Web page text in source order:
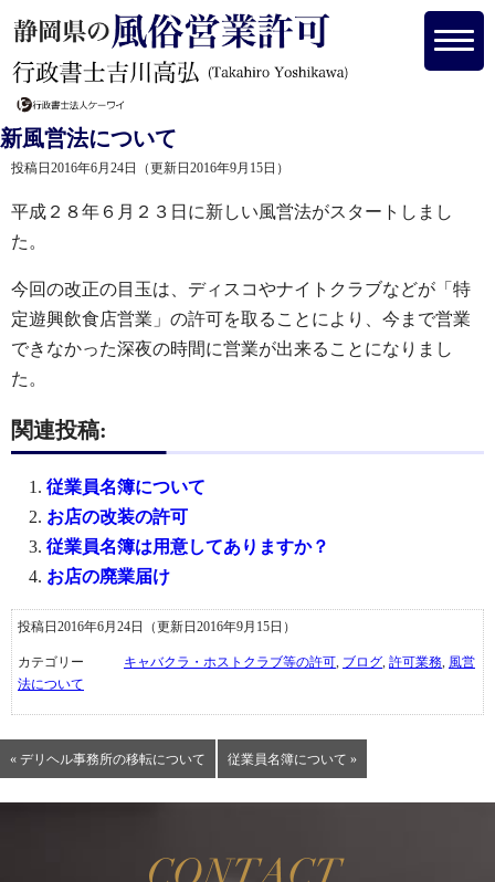
新風営法について
投稿日2016年6月24日 （更新日2016年9月15日）
平成２８年６月２３日に新しい風営法がスタートしまし
た。
今回の改正の目玉は、ディスコやナイトクラブなどが「特
定遊興飲食店営業」の許可を取ることにより、今まで営業
できなかった深夜の時間に営業が出来ることになりまし
た。
関連投稿:
従業員名簿について
お店の改装の許可
従業員名簿は用意してありますか？
お店の廃業届け
投稿日2016年6月24日 （更新日2016年9月15日）
カテゴリー キャバクラ・ホストクラブ等の許可 ブログ 許可業務 風営
法について
« デリヘル事務所の移転について 従業員名簿について »